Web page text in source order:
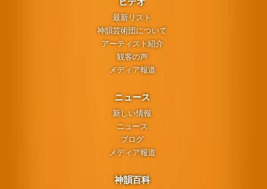
最新リスト
神韻芸術団について
アーティスト紹介
観客の声
メディア報道
ニュース
新しい情報
ニュース
ブログ
メディア報道
神韻百科